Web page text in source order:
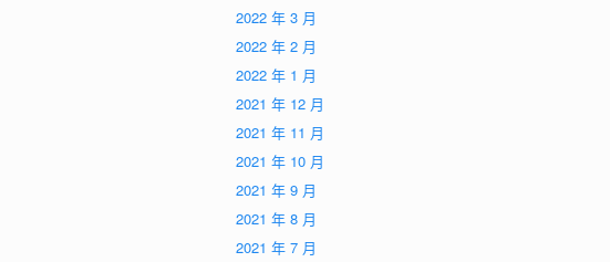
2022 年 3 月
2022 年 2 月
2022 年 1 月
2021 年 12 月
2021 年 11 月
2021 年 10 月
2021 年 9 月
2021 年 8 月
2021 年 7 月